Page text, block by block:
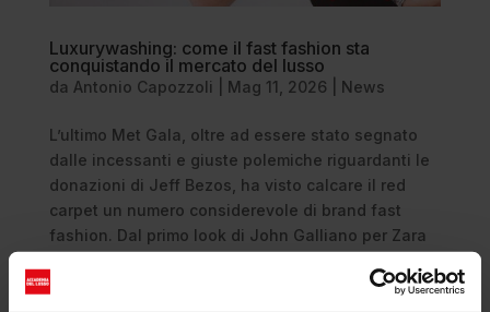
Luxurywashing: come il fast fashion sta
conquistando il mercato del lusso
da Antonio Capozzoli Mag 11, 2026 News
L’ultimo Met Gala, oltre ad essere stato segnato
dalle incessanti e giuste polemiche riguardanti le
donazioni di Jeff Bezos, ha visto calcare il red
carpet un numero considerevole di brand fast
fashion. Dal primo look di John Galliano per Zara